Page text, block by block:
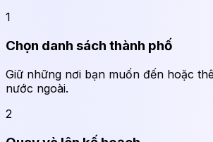
1
Chọn danh sách thành phố
Giữ những nơi bạn muốn đến hoặc
nước ngoài.
2